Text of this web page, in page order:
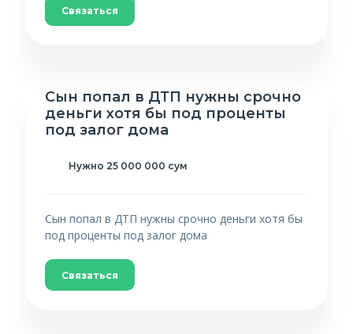
Связаться
Сын попал в ДТП нужны срочно
деньги хотя бы под проценты
под залог дома
Нужно 25 000 000 сум
Сын попал в ДТП нужны срочно деньги хотя бы
под проценты под залог дома
Связаться